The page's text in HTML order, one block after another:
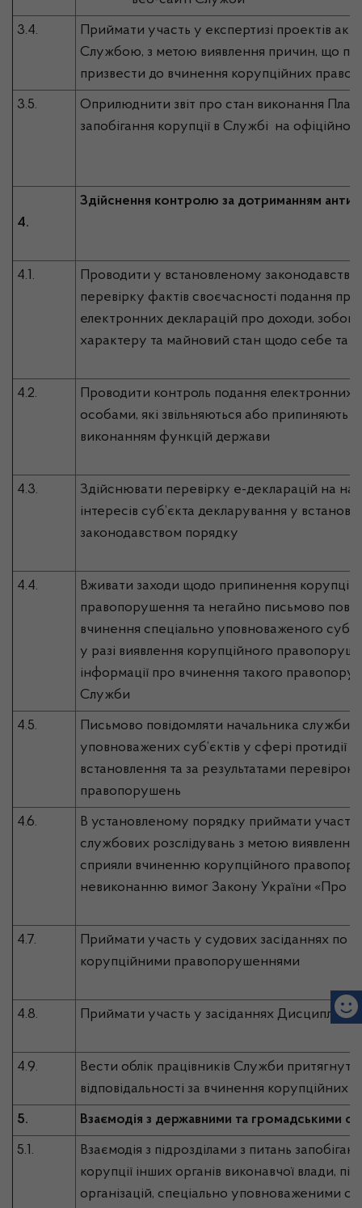
3.4.
Приймати участь у експертизі проектів
Службою, з метою виявлення причин, що
призвести до вчинення корупційних
3.5.
Оприлюднити звіт про стан виконання
запобігання корупції в Службі на
4.
Здійснення контролю за дотриманням
4.1.
Проводити у встановленому
перевірку фактів своєчасності подання
електронних декларацій про доходи,
характеру та майновий стан щодо себе та
4.2.
Проводити контроль подання електронних
особами, які звільняються або припиняють
виконанням функцій держави
4.3.
Здійснювати перевірку е-декларацій на
інтересів суб’єкта декларування у
законодавством порядку
4.4.
Вживати заходи щодо припинення
правопорушення та негайно письмово
вчинення спеціально уповноваженого
у разі виявлення корупційного
інформації про вчинення такого
Служби
4.5.
Письмово повідомляти начальника служби
уповноважених суб’єктів у сфері протидії
встановлення та за результатами
правопорушень
4.6.
В установленому порядку приймати участь
службових розслідувань з метою
сприяли вчиненню корупційного
невиконанню вимог Закону України «Про
4.7.
Приймати участь у судових засіданнях по
корупційними правопорушеннями
4.8. Приймати участь у засіданнях
4.9.
Вести облік працівників Служби
відповідальності за вчинення корупційних
5. Взаємодія з державними та громадськими
5.1.
Взаємодія з підрозділами з питань
корупції інших органів виконавчої влади,
організацій, спеціально уповноваженими